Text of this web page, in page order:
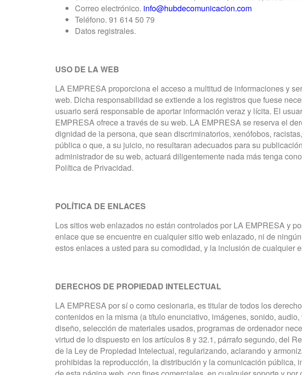
Correo electrónico. info@hubdecomunicacion.com
Teléfono. 91 614 50 79
Datos registrales.
USO DE LA WEB
LA EMPRESA proporciona el acceso a multitud de informaciones y
web. Dicha responsabilidad se extiende a los registros que fuese
usuario será responsable de aportar información veraz y lícita. El
EMPRESA ofrece a través de su web. LA EMPRESA se reserva el
dignidad de la persona, que sean discriminatorios, xenófobos,
pública o que, a su juicio, no resultaran adecuados para su
administrador de su web, actuará diligentemente nada más tenga
Política de Privacidad.
POLÍTICA DE ENLACES
Los sitios web enlazados no están controlados por LA EMPRESA y
enlace que se encuentre en cualquier sitio web enlazado, ni de
estos enlaces a usted para su comodidad, y la inclusión de
DERECHOS DE PROPIEDAD INTELECTUAL
LA EMPRESA por sí o como cesionaria, es titular de todos los
contenidos en la misma (a título enunciativo, imágenes, sonido,
diseño, selección de materiales usados, programas de ordenador
virtud de lo dispuesto en los artículos 8 y 32.1, párrafo segundo, del
de la Ley de Propiedad Intelectual, regularizando, aclarando y
prohibidas la reproducción, la distribución y la comunicación